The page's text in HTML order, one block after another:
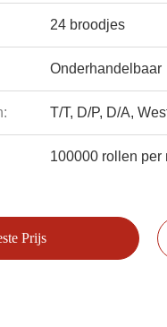
24 broodjes
Onderhandelbaar
T/T, D/P, D/A,
100000 rollen per
Prijs